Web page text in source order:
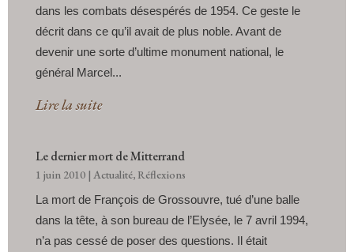
dans les combats désespérés de 1954. Ce geste le
décrit dans ce qu’il avait de plus noble. Avant de
devenir une sorte d’ultime monument national, le
général Marcel...
Lire la suite
Le dernier mort de Mitterrand
1 juin 2010 | Actualité,Réflexions
La mort de François de Grossouvre, tué d’une balle
dans la tête, à son bureau de l’Elysée, le 7 avril 1994,
n’a pas cessé de poser des questions. Il était